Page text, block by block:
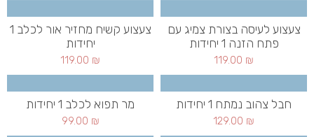
צעצוע לעיסה בצורת צמיג עם
פתח הזנה 1 יחידות
119.00 ₪
צעצוע קשיח מחזיר אור לכלב 1
יחידות
119.00 ₪
חבל צהוב נמתח 1 יחידות
129.00 ₪
מר תפוא לכלב 1 יחידות
99.00 ₪